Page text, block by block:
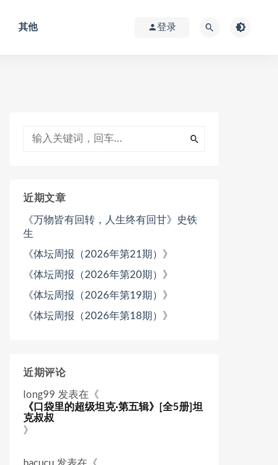
其他 登录
近期文章
《万物皆有回转，人生终有回甘》史铁
生
《体坛周报（2026年第21期）》
《体坛周报（2026年第20期）》
《体坛周报（2026年第19期）》
《体坛周报（2026年第18期）》
近期评论
long99 发表在《
《口袋里的超级坦克·第五辑》[全5册]坦
克叔叔
》